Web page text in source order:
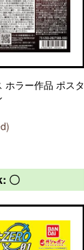
ホラー作品 ポスタ
〇